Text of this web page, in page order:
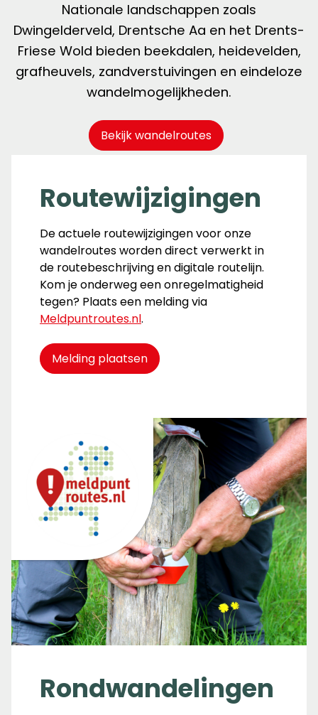
Nationale landschappen zoals
Dwingelderveld, Drentsche Aa en het Drents-
Friese Wold bieden beekdalen, heidevelden,
grafheuvels, zandverstuivingen en eindeloze
wandelmogelijkheden.
Bekijk wandelroutes
Routewijzigingen
De actuele routewijzigingen voor onze
wandelroutes worden direct verwerkt in
de routebeschrijving en digitale routelijn.
Kom je onderweg een onregelmatigheid
tegen? Plaats een melding via
Meldpuntroutes.nl.
Melding plaatsen
Rondwandelingen